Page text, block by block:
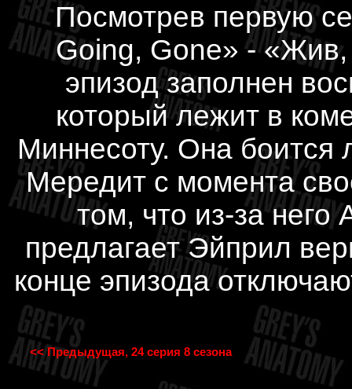
Посмотрев первую
Going, Gone» - «Жив,
эпизод заполнен
который лежит в
Миннесоту. Она боится
Мередит с момента
том, что из-за него
предлагает Эйприл
конце эпизода
<< Предыдущая, 24 серия 8 сезона